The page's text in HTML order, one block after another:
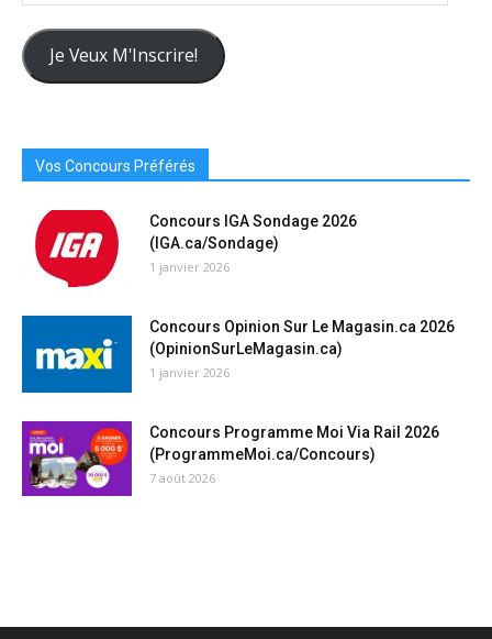
Adresse
Courriel
Ici
Je Veux M'Inscrire!
Vos Concours Préférés
Concours IGA Sondage 2026
(IGA.ca/Sondage)
1 janvier 2026
Concours Opinion Sur Le Magasin.ca 2026
(OpinionSurLeMagasin.ca)
1 janvier 2026
Concours Programme Moi Via Rail 2026
(ProgrammeMoi.ca/Concours)
7 août 2026